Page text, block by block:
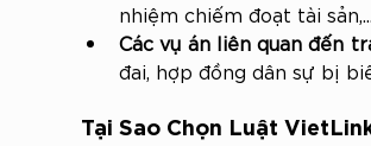
nhiệm chiếm đoạt tài sản,...
Các vụ án liên quan đến
đai, hợp đồng dân sự bị
Tại Sao Chọn Luật